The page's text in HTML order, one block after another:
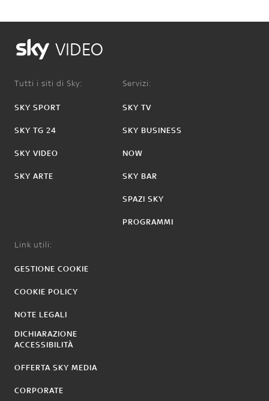
VIDEO
Tutti i siti di Sky:
SKY SPORT
SKY TG 24
SKY VIDEO
SKY ARTE
Servizi:
SKY TV
SKY BUSINESS
NOW
SKY BAR
SPAZI SKY
PROGRAMMI
Link utili:
GESTIONE COOKIE
COOKIE POLICY
NOTE LEGALI
DICHIARAZIONE
ACCESSIBILITÀ
OFFERTA SKY MEDIA
CORPORATE